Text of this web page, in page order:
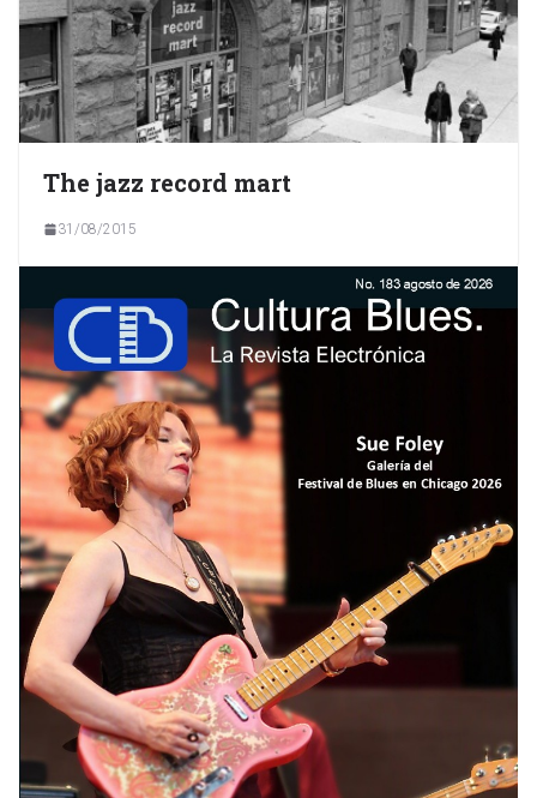
The jazz record mart
31/08/2015